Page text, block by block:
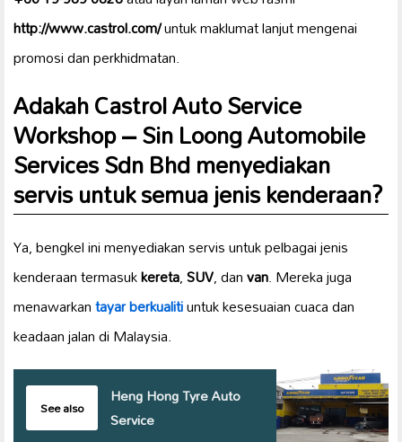
http://www.castrol.com/untuk maklumat lanjut mengenai
promosi dan perkhidmatan.
Adakah Castrol Auto Service
Workshop – Sin Loong Automobile
Services Sdn Bhd menyediakan
servis untuk semua jenis kenderaan?
Ya, bengkel ini menyediakan servis untuk pelbagai jenis
kenderaan termasukkereta,SUV, danvan. Mereka juga
menawarkantayar berkualitiuntuk kesesuaian cuaca dan
keadaan jalan di Malaysia.
See also
Heng Hong Tyre Auto
Service